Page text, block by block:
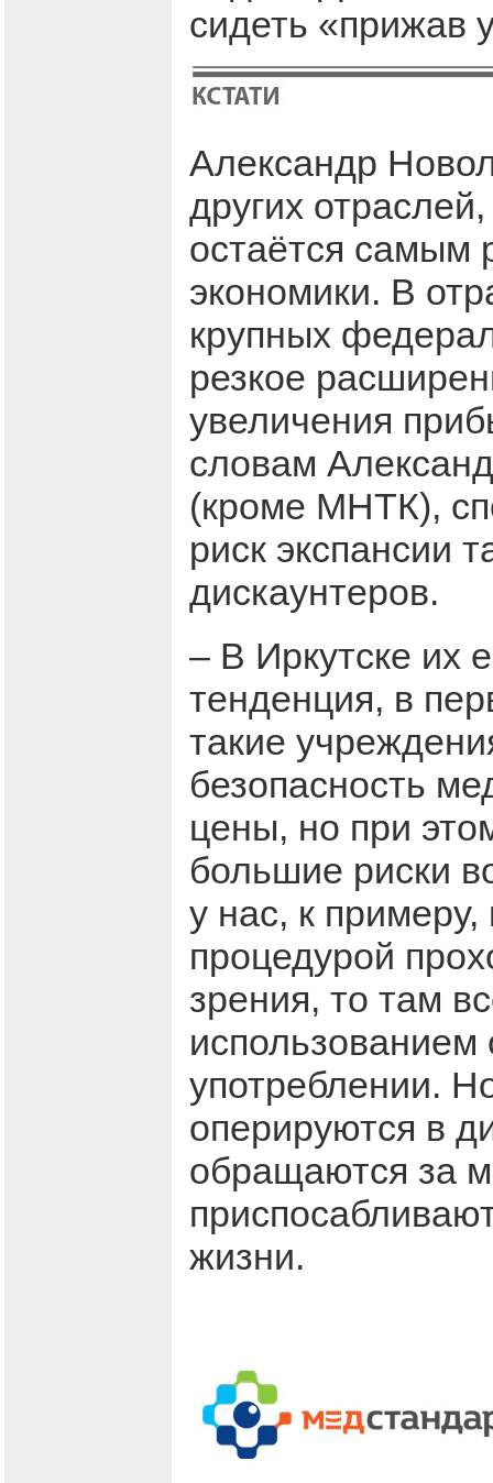
сидеть «прижав
Александр
других
остаётся самым
экономики. В
крупных
резкое
увеличения
словам
(кроме МНТК),
риск экспансии
дискаунтеров.
– В Иркутске их
тенденция, в
такие
безопасность
цены, но при
большие риски
у нас, к примеру,
процедурой
зрения, то там
употреблении.
оперируются в
обращаются за
жизни.